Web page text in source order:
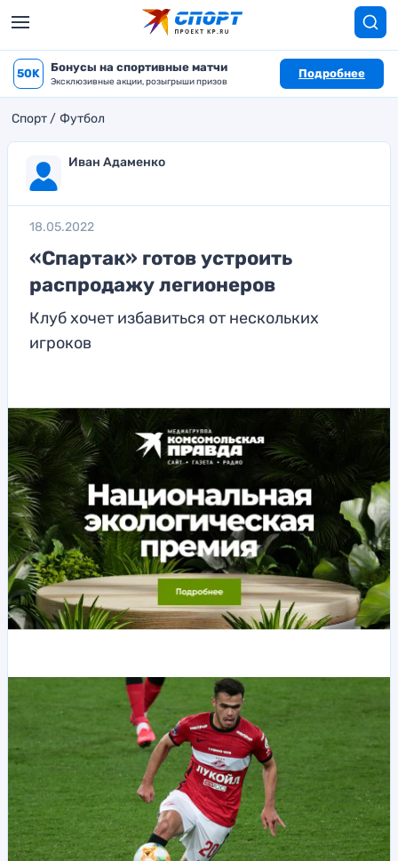
50K Бонусы на спортивные матчи
Эксклюзивные акции, розыгрыши призов
Подробнее
Спорт Футбол
Иван Адаменко
18.05.2022
«Спартак» готов устроить
распродажу легионеров
Клуб хочет избавиться от нескольких
игроков